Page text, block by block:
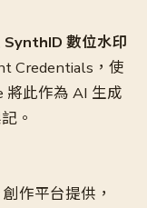
SynthID 數位水印
Credentials，使
將此作為 AI 生成
。
創作平台提供，